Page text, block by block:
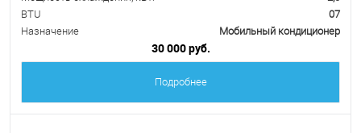
BTU
07
Назначение
Мобильный кондиционер
30 000 руб.
Подробнее